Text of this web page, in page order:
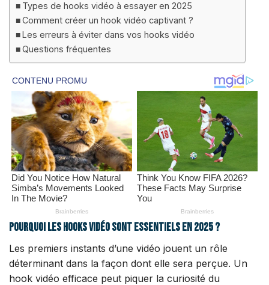
Types de hooks vidéo à essayer en 2025
Comment créer un hook vidéo captivant ?
Les erreurs à éviter dans vos hooks vidéo
Questions fréquentes
Pourquoi les hooks vidéo sont essentiels en 2025 ?
Les premiers instants d’une vidéo jouent un rôle
déterminant dans la façon dont elle sera perçue. Un
hook vidéo efficace peut piquer la curiosité du